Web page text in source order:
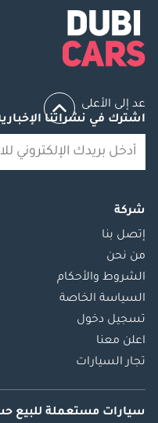
عد إلى الأعلى
اشترك في نشراتنا
شركة
إتصل بنا
من نحن
الشروط والأحكام
السياسة الخاصة
تسجيل دخول
اعلن معنا
تجار السيارات
سيارات مستعملة للبيع